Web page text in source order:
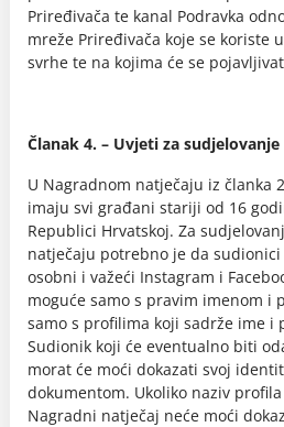
Priređivača te kanal Podravka
mreže Priređivača koje se koriste
svrhe te na kojima će se
Članak 4. – Uvjeti za
U Nagradnom natječaju iz članka
imaju svi građani stariji od 16
Republici Hrvatskoj. Za
natječaju potrebno je da
osobni i važeći Instagram i
moguće samo s pravim imenom i
samo s profilima koji sadrže ime i
Sudionik koji će eventualno biti
morat će moći dokazati svoj
dokumentom. Ukoliko naziv
Nagradni natječaj neće moći